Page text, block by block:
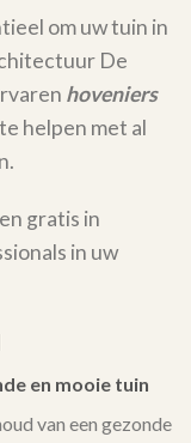
om uw tuin in
De
hoveniers
helpen met al
gratis in
in uw
en mooie tuin
van een gezonde